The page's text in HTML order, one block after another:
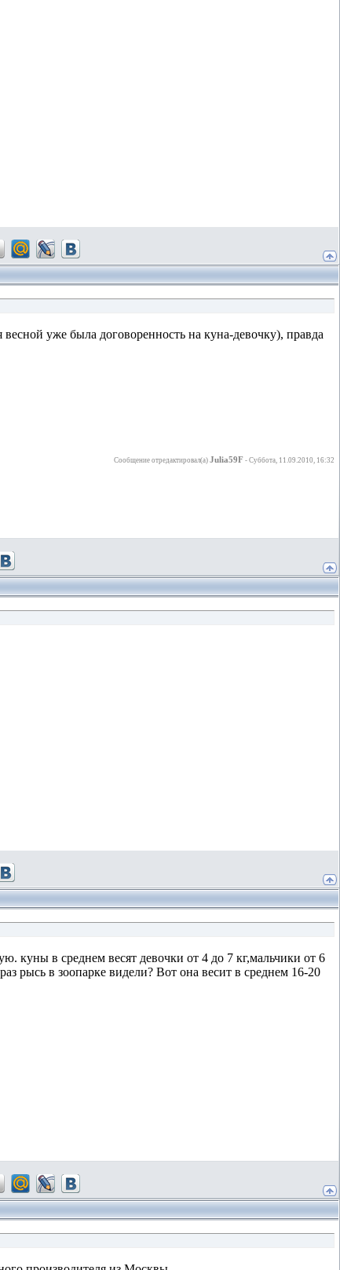
уже была договоренность на куна-девочку), правда
Сообщение отредактировал(а) Julia59F - Суббота, 11.09.2010, 16:32
куны в среднем весят девочки от 4 до 7 кг,мальчики от 6
рысь в зоопарке видели? Вот она весит в среднем 16-20